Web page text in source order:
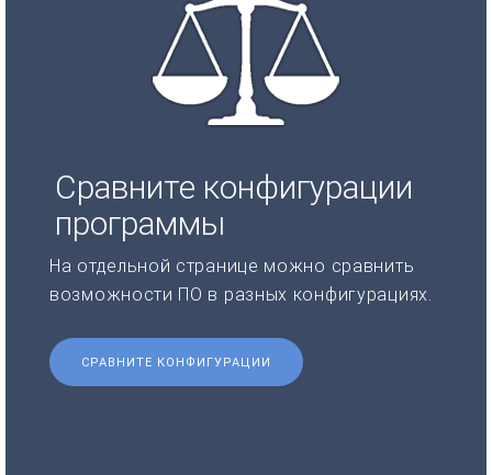
Сравните конфигурации
программы
На отдельной странице можно сравнить
возможности ПО в разных конфигурациях.
СРАВНИТЕ КОНФИГУРАЦИИ